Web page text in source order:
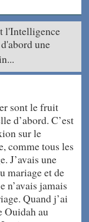
l'Intelligence
une
sont le fruit
d’abord. C’est
sur le
comme tous les
J’avais une
mariage et de
n’avais jamais
Quand j’ai
Ouidah au